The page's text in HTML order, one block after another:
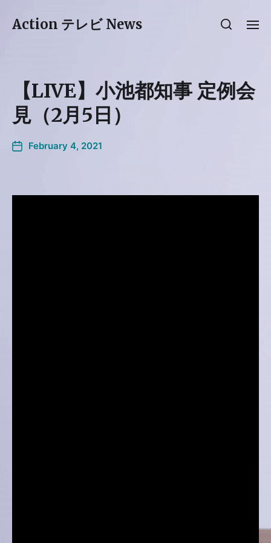
Action テレビ News
【LIVE】小池都知事 定例会
見（2月5日）
February 4, 2021